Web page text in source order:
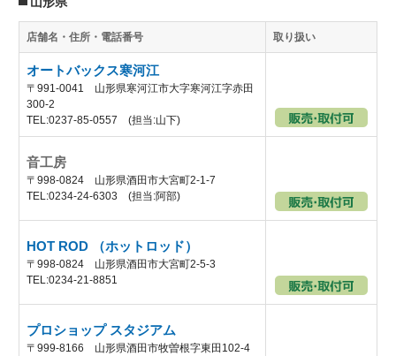
店舗名・住所・電話番号 取り扱い
オートバックス寒河江
〒991-0041 山形県寒河江市大字寒河江字赤田
300-2
TEL:0237-85-0557 (担当:山下)
音工房
〒998-0824 山形県酒田市大宮町2-1-7
TEL:0234-24-6303 (担当:阿部)
HOT ROD （ホットロッド）
〒998-0824 山形県酒田市大宮町2-5-3
TEL:0234-21-8851
プロショップ スタジアム
〒999-8166 山形県酒田市牧曽根字東田102-4